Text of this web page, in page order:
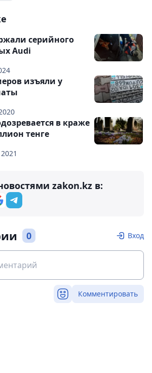
серийного
Audi
изъяли у
в краже
тенге
zakon.kz в:
0 Вход
Комментировать